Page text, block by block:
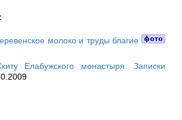
молоко и труды благие
Елабужского монастыря. Записки